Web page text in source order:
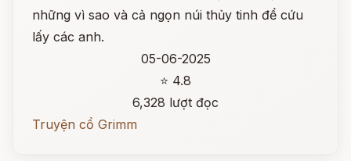
những vì sao và cả ngọn núi thủy tinh để cứu
lấy các anh.
05-06-2025
⭐ 4.8
6,328 lượt đọc
Truyện cổ Grimm